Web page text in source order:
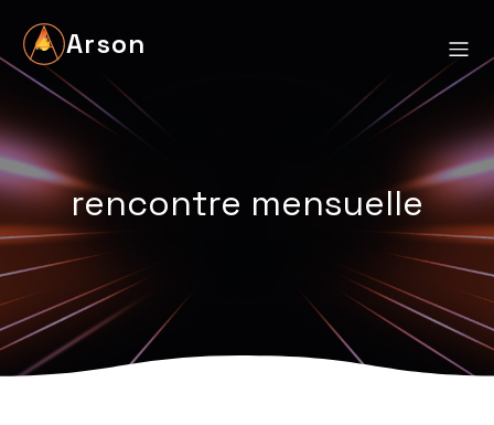
Arson
rencontre mensuelle